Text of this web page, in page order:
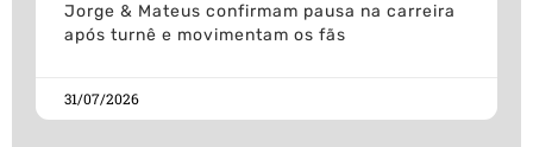
Jorge & Mateus confirmam pausa na carreira
após turnê e movimentam os fãs
31/07/2026